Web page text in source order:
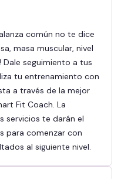
masa muscular, nivel
seguimiento a tus
tu entrenamiento con
a través de la mejor
Fit Coach. La
servicios te darán el
para comenzar con
al siguiente nivel.